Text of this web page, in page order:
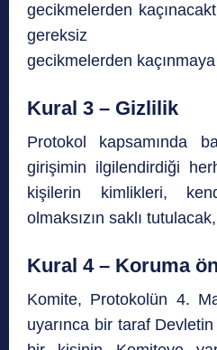
gecikmelerden
gereksiz
gecikmelerden
Kural 3 – Gizlili k
Protokol kapsamında
girişimin ilgilendirdiği
kişilerin kimlikleri,
olmaksızın saklı
Kural 4 – Koruma
Komite, Protokolün 4.
uyarınca bir taraf